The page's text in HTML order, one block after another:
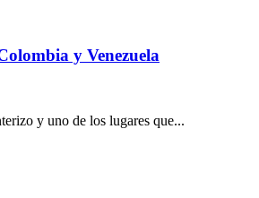
y Venezuela
y uno de los lugares que...